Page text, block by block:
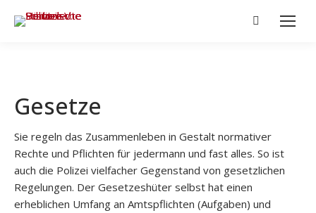
Search:
Gesetze
Sie regeln das Zusammenleben in Gestalt normativer
Rechte und Pflichten für jedermann und fast alles. So ist
auch die Polizei vielfacher Gegenstand von gesetzlichen
Regelungen. Der Gesetzeshüter selbst hat einen
erheblichen Umfang an Amtspflichten (Aufgaben) und